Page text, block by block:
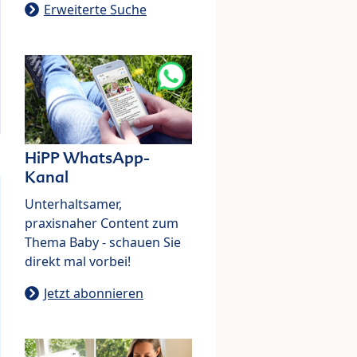
Erweiterte Suche
HiPP WhatsApp-
Kanal
Unterhaltsamer,
praxisnaher Content zum
Thema Baby - schauen Sie
direkt mal vorbei!
Jetzt abonnieren